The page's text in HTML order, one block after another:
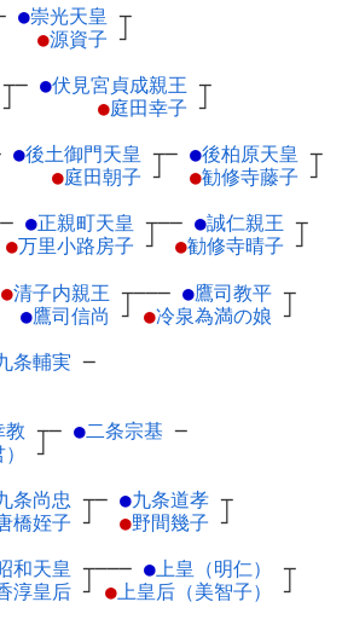
●崇光天皇 ┬
●源資子 ┘
┬
┘
─ ●伏見宮貞成親王 ┬
●庭田幸子 ┘
●後土御門天皇 ┬
●庭田朝子 ┘
─ ●後柏原天皇 ┬
●勧修寺藤子 ┘
●正親町天皇 ┬
●万里小路房子 ┘
── ●誠仁親王 ┬
●勧修寺晴子 ┘
●清子内親王 ┬
●鷹司信尚 ┘
─── ●鷹司教平 ┬
●冷泉為満の娘 ┘
条輔実 ─
教 ┬
┘
─ ●二条宗基 ─
条尚忠 ┬
橋姪子 ┘
─ ●九条道孝 ┬
●野間幾子 ┘
和天皇 ┬
淳皇后 ┘
─── ●上皇（明仁）
┬
●上皇后（美智子） ┘